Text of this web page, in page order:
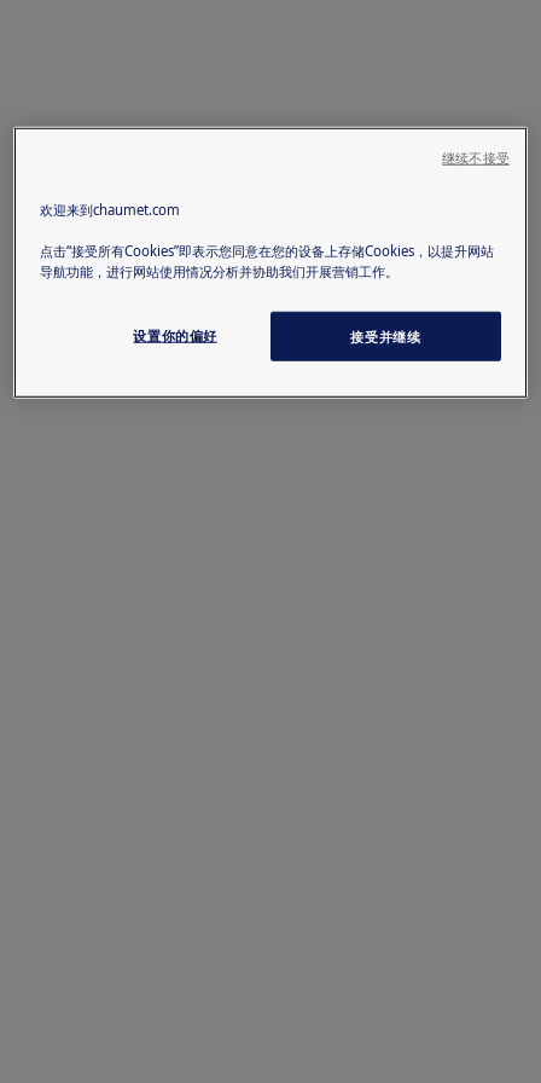
欢迎来到chaumet.com
点击“接受所有Cookies”即表示您同意在您的设备上存储Cookies，以提升网站
导航功能，进行网站使用情况分析并协助我们开展营销工作。
设置你的偏好 接受并继续
继续不接受